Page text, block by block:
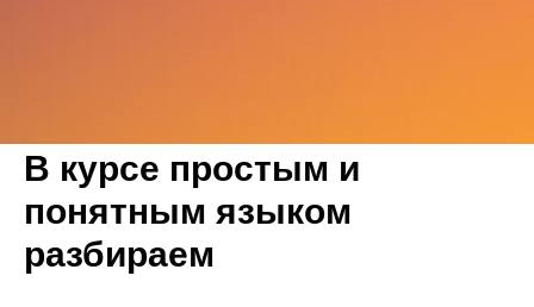
В курсе простым и
понятным языком
разбираем